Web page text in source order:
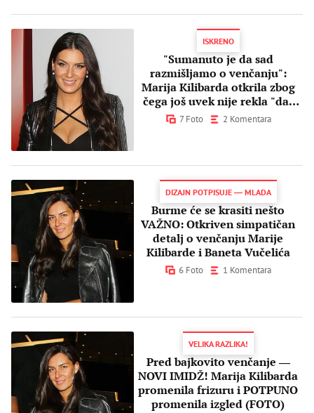
ISKRENO
"Sumanuto je da sad
razmišljamo o venčanju":
Marija Kilibarda otkrila zbog
čega još uvek nije rekla "da"
Banetu Vučeliću
7 Foto 2 Komentara
DIZAJN POTPISUJE ― MLADA
Burme će se krasiti nešto
VAŽNO: Otkriven simpatičan
detalj o venčanju Marije
Kilibarde i Baneta Vučelića
6 Foto 1 Komentara
VELIKA RAZLIKA!
Pred bajkovito venčanje ―
NOVI IMIDŽ! Marija Kilibarda
promenila frizuru i POTPUNO
promenila izgled (FOTO)